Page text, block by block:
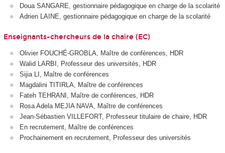
Doua SANGARE, gestionnaire pédagogique en charge de la scolarité
Adrien LAINE, gestionnaire pédagogique en charge de la scolarité
Enseignants-chercheurs de la chaire (EC)
Olivier FOUCHÉ-GROBLA, Maître de conférences, HDR
Walid LARBI, Professeur des universités, HDR
Sijia LI, Maître de conférences
Magdalini TITIRLA, Maître de conférences
Fateh TEHRANI, Maître de conférences, HDR
Rosa Adela MEJIA NAVA, Maître de conférences
Jean-Sébastien VILLEFORT, Professeur titulaire de chaire, HDR
En recrutement, Maître de conférences
Prochainement en recrutement, Professeur des universités